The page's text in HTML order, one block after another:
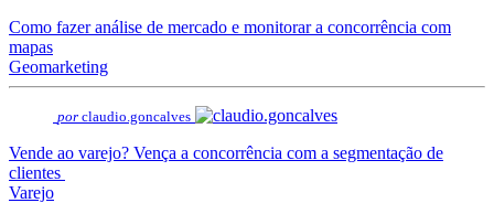
Como fazer análise de mercado e monitorar a concorrência com
mapas
Geomarketing
por claudio.goncalves
Vende ao varejo? Vença a concorrência com a segmentação de
clientes
Varejo